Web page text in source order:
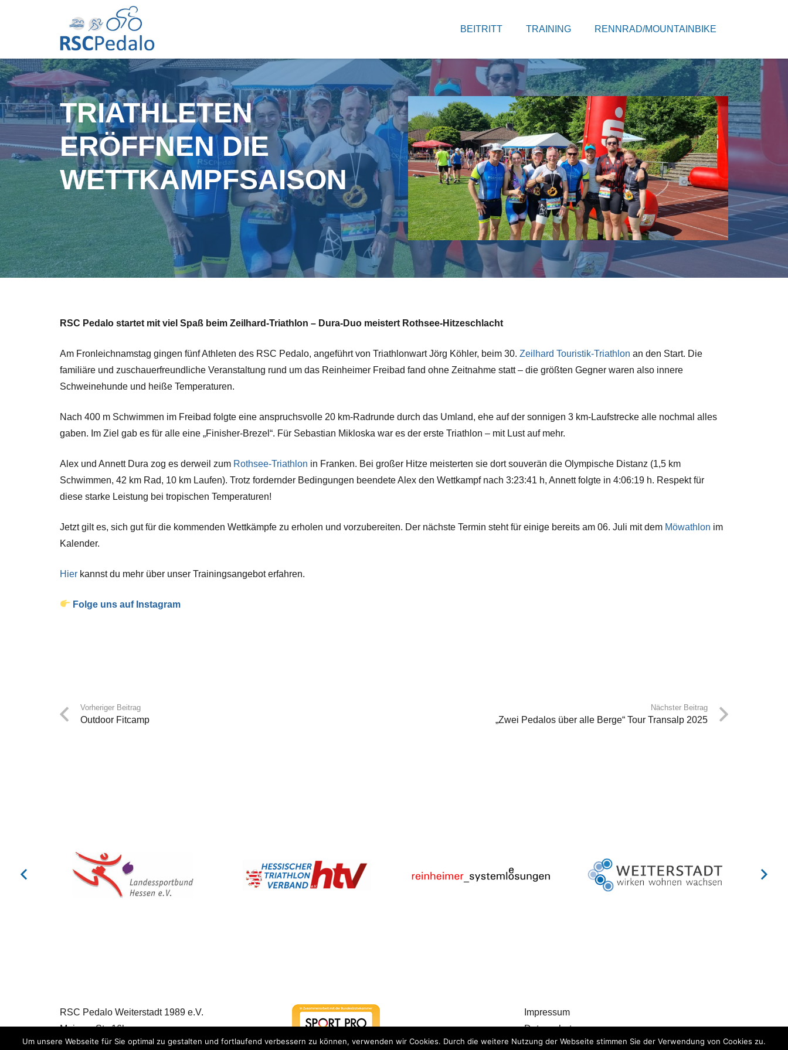
BEITRITT TRAINING RENNRAD/MOUNTAINBIKE
TRIATHLETEN
ERÖFFNEN DIE
WETTKAMPFSAISON
RSC Pedalo startet mit viel Spaß beim Zeilhard-Triathlon – Dura-Duo meistert Rothsee-Hitzeschlacht
Am Fronleichnamstag gingen fünf Athleten des RSC Pedalo, angeführt von Triathlonwart Jörg Köhler, beim 30. Zeilhard Touristik-Triathlon an den Start. Die
familiäre und zuschauerfreundliche Veranstaltung rund um das Reinheimer Freibad fand ohne Zeitnahme statt – die größten Gegner waren also innere
Schweinehunde und heiße Temperaturen.
Nach 400 m Schwimmen im Freibad folgte eine anspruchsvolle 20 km-Radrunde durch das Umland, ehe auf der sonnigen 3 km-Laufstrecke alle nochmal alles
gaben. Im Ziel gab es für alle eine „Finisher-Brezel“. Für Sebastian Mikloska war es der erste Triathlon – mit Lust auf mehr.
Alex und Annett Dura zog es derweil zum Rothsee-Triathlon in Franken. Bei großer Hitze meisterten sie dort souverän die Olympische Distanz (1,5 km
Schwimmen, 42 km Rad, 10 km Laufen). Trotz fordernder Bedingungen beendete Alex den Wettkampf nach 3:23:41 h, Annett folgte in 4:06:19 h. Respekt für
diese starke Leistung bei tropischen Temperaturen!
Jetzt gilt es, sich gut für die kommenden Wettkämpfe zu erholen und vorzubereiten. Der nächste Termin steht für einige bereits am 06. Juli mit dem Möwathlon im
Kalender.
Hier kannst du mehr über unser Trainingsangebot erfahren.
Folge uns auf Instagram
Vorheriger Beitrag
Outdoor Fitcamp
Nächster Beitrag
„Zwei Pedalos über alle Berge“ Tour Transalp 2025
RSC Pedalo Weiterstadt 1989 e.V.
Mainzer Str. 16b
64331 Weiterstadt
Impressum
Datenschutz
Um unsere Webseite für Sie optimal zu gestalten und fortlaufend verbessern zu können, verwenden wir Cookies. Durch die weitere Nutzung der Webseite stimmen Sie der Verwendung von Cookies zu.